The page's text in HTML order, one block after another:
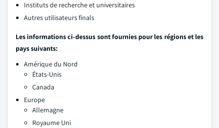
Instituts de recherche et universitaires
Autres utilisateurs finals
Les informations ci-dessus sont fournies pour les régions et les
pays suivants:
Amérique du Nord
États-Unis
Canada
Europe
Allemagne
Royaume Uni